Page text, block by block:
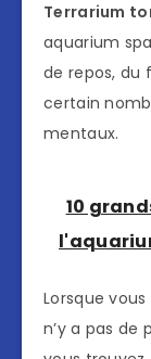
Terrarium
aquarium
de repos, du
certain
mentaux.
10
Lorsque
n’y a pas de